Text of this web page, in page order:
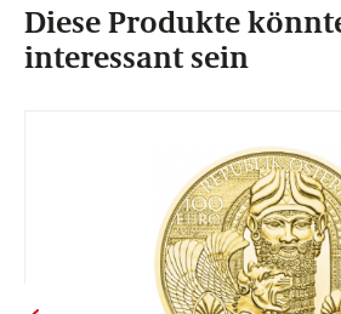
Diese Produkte
interessant sein